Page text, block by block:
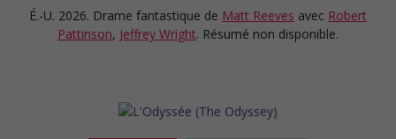
É.-U. 2026. Drame fantastique de Matt Reeves avec Robert
Pattinson, Jeffrey Wright. Résumé non disponible.